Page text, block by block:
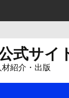
式サイ
紹介・出版